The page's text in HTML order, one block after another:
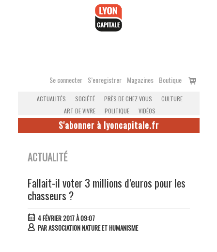
Se connecter S’enregistrer Magazines Boutique
Voir
ACTUALITÉS SOCIÉTÉ PRÈS DE CHEZ VOUS
CULTURE
ART DE VIVRE
POLITIQUE VIDÉOS
S'abonner à lyoncapitale.fr
ACTUALITÉ
Fallait-il voter 3 millions d’euros pour les
chasseurs ?
4 FÉVRIER 2017 À 09:07
PARASSOCIATION NATURE ET HUMANISME